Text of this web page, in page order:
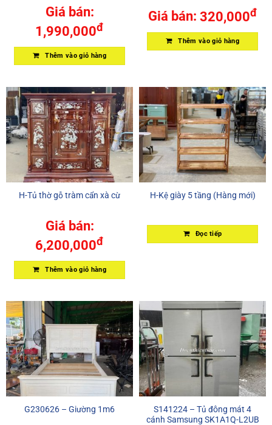
Giá bán:
1,990,000đ
Thêm vào giỏ hàng
Giá bán: 320,000đ
Thêm vào giỏ hàng
H-Tủ thờ gỗ tràm cẩn xà cừ
Giá bán:
6,200,000đ
Thêm vào giỏ hàng
H-Kệ giày 5 tầng (Hàng mới)
Đọc tiếp
G230626 – Giường 1m6
S141224 – Tủ đông mát 4
cánh Samsung SK1A1Q-L2UB